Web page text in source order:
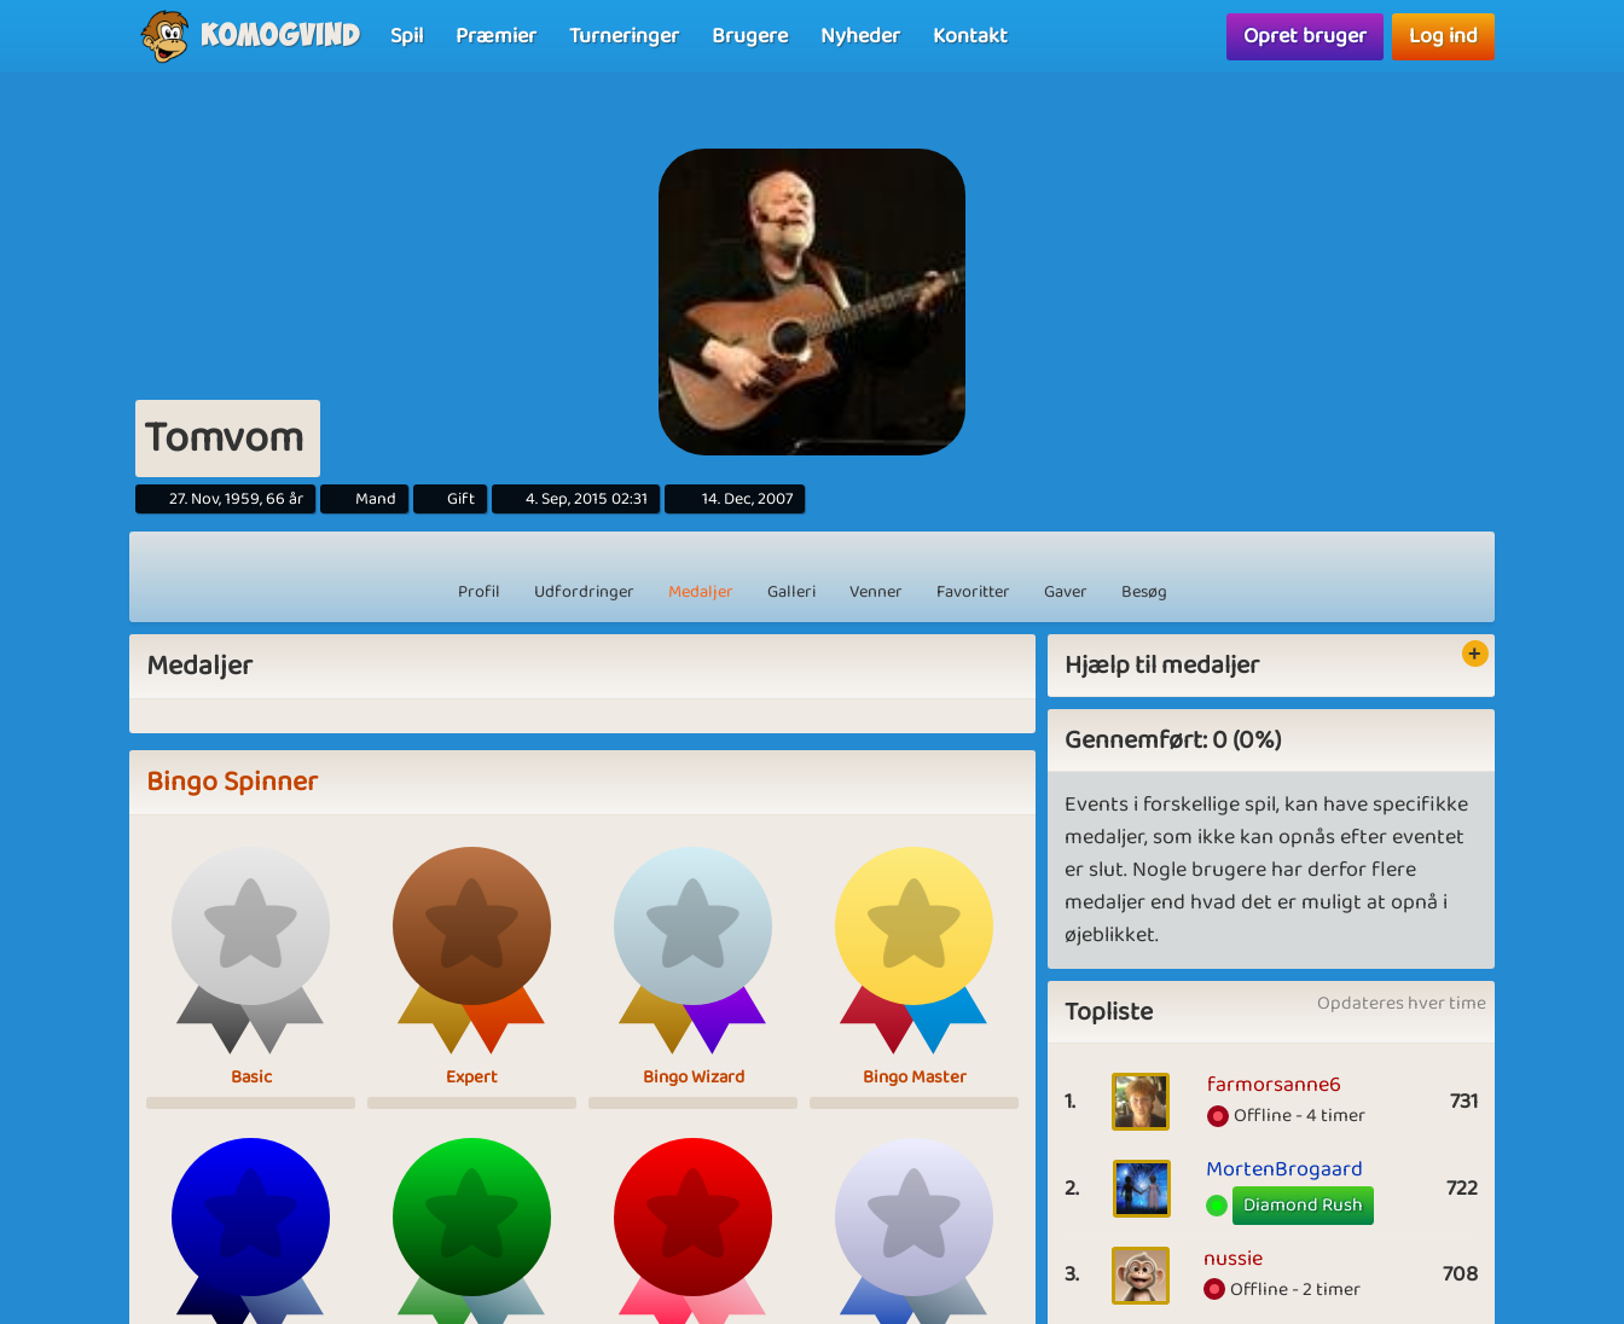
Komogvind Spil Præmier Turneringer Brugere Nyheder Kontakt Opret bruger Log ind
Tomvom
27. Nov, 1959, 66 år Mand Gift 4. Sep, 2015 02:31 14. Dec, 2007
Profil Udfordringer Medaljer Galleri Venner Favoritter Gaver Besøg
Medaljer
Bingo Spinner
Basic Expert Bingo Wizard Bingo Master
Hjælp til medaljer
Gennemført: 0 (0%)
Events i forskellige spil, kan have specifikke
medaljer, som ikke kan opnås efter eventet
er slut. Nogle brugere har derfor flere
medaljer end hvad det er muligt at opnå i
øjeblikket.
Topliste Opdateres hver time
1. farmorsanne6
Offline - 4 timer 731
2.
MortenBrogaard
Diamond Rush 722
3. nussie
Offline - 2 timer 708